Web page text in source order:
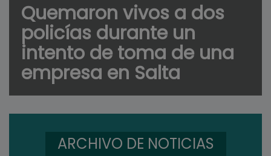
Quemaron vivos a dos
policías durante un
intento de toma de una
empresa en Salta
ARCHIVO DE NOTICIAS